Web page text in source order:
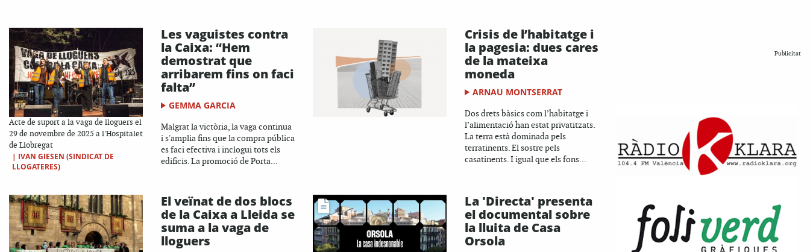
Acte de suport a la vaga de lloguers el
29 de novembre de 2025 a l'Hospitalet
de Llobregat
| IVAN GIESEN (SINDICAT DE
LLOGATERES)
Les vaguistes contra
la Caixa: “Hem
demostrat que
arribarem fins on faci
falta”
GEMMA GARCIA
Malgrat la victòria, la vaga continua
i s'amplia fins que la compra pública
es faci efectiva i inclogui tots els
edificis. La promoció de Porta...
Crisis de l’habitatge i
la pagesia: dues cares
de la mateixa
moneda
ARNAU MONTSERRAT
Dos drets bàsics com l’habitatge i
l’alimentació han estat privatitzats.
La terra està dominada pels
terratinents. El sostre pels
casatinents. I igual que els fons...
El veïnat de dos blocs
de la Caixa a Lleida se
suma a la vaga de
lloguers
La 'Directa' presenta
el documental sobre
la lluita de Casa
Orsola
Publicitat